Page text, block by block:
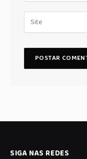
SIGA NAS REDES